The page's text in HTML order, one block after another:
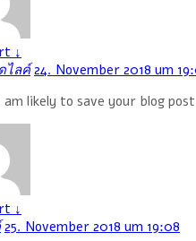
↓
ไลค์ 24. November 2018 um
am likely to save your blog
↓
25. November 2018 um 19:08